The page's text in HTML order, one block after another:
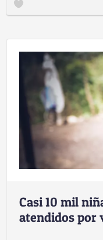
Casi 10 mil
atendidos por